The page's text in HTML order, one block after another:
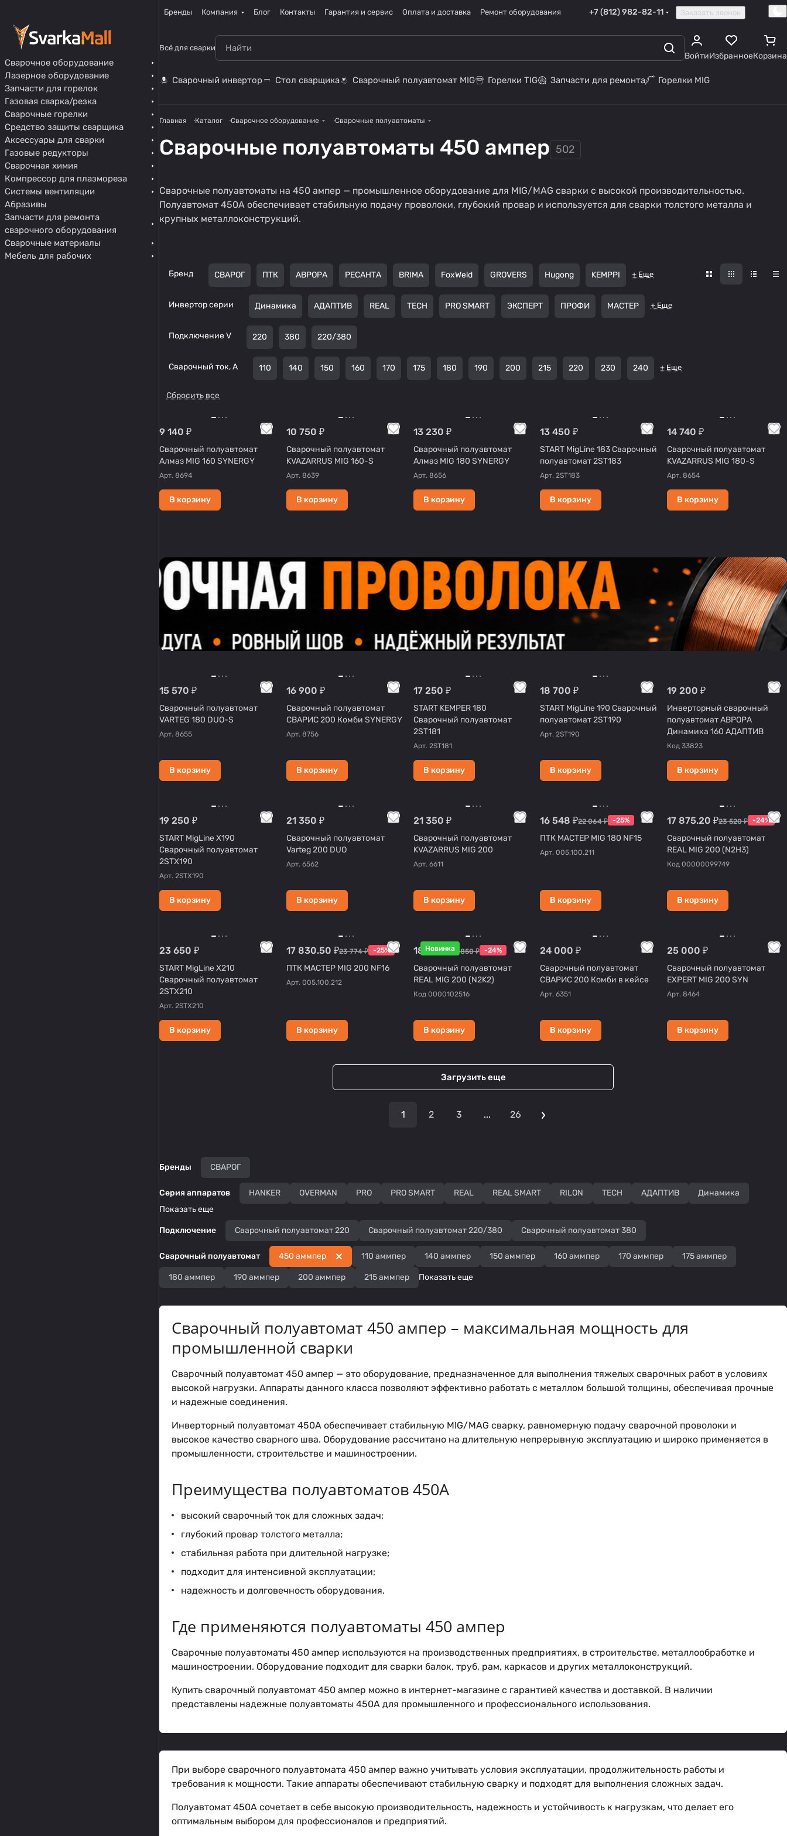
Бренды Компания Блог Контакты Гарантия и сервис Оплата и доставка Ремонт оборудования +7 (812) 982-82-11 Заказать звонок
Всё для сварки
ВойтиИзбранноеКорзина
Сварочный инвертор Стол сварщика Сварочный полуавтомат MIG Горелки TIG Запчасти для ремонта Горелки MIG
Главная Каталог Сварочное оборудование Сварочные полуавтоматы
Сварочные полуавтоматы 450 ампер 502
Сварочные полуавтоматы на 450 ампер — промышленное оборудование для MIG/MAG сварки с высокой производительностью.
Полуавтомат 450А обеспечивает стабильную подачу проволоки, глубокий провар и используется для сварки толстого металла и
крупных металлоконструкций.
Импульсные
полуавтоматы
Полуавтомат без
Полуавтомат для
Бренд СВАРОГ ПТК АВРОРА РЕСАНТА BRIMA FoxWeld GROVERS Hugong KEMPPI + Еще
Инвертор серии Динамика АДАПТИВ REAL TECH PRO SMART ЭКСПЕРТ ПРОФИ МАСТЕР + Еще
Подключение V 220 380 220/380
Сварочный ток, А 110 140 150 160 170 175 180 190 200 215 220 230 240 + Еще
Сбросить все
9 140 ₽
Сварочный полуавтомат
Алмаз MIG 160 SYNERGY
Арт. 8694
В корзину
10 750 ₽
Сварочный полуавтомат
KVAZARRUS MIG 160-S
Арт. 8639
В корзину
13 230 ₽
Сварочный полуавтомат
Алмаз MIG 180 SYNERGY
Арт. 8656
В корзину
13 450 ₽
START MigLine 183 Сварочный
полуавтомат 2ST183
Арт.2ST183
В корзину
14 740 ₽
Сварочный полуавтомат
KVAZARRUS MIG 180-S
Арт.8654
В корзину
15 570 ₽
Сварочный полуавтомат
VARTEG 180 DUO-S
Арт. 8655
В корзину
16 900 ₽
Сварочный полуавтомат
СВАРИС 200 Комби SYNERGY
Арт. 8756
В корзину
17 250 ₽
START KEMPER 180
Сварочный полуавтомат
2ST181
Арт. 2ST181
В корзину
18 700 ₽
START MigLine 190 Сварочный
полуавтомат 2ST190
Арт.2ST190
В корзину
19 200 ₽
Инверторный сварочный
полуавтомат АВРОРА
Динамика 160 АДАПТИВ
Код33823
В корзину
19 250 ₽
START MigLine X190
Сварочный полуавтомат
2STX190
Арт. 2STX190
В корзину
21 350 ₽
Сварочный полуавтомат
Varteg 200 DUO
Арт. 6562
В корзину
21 350 ₽
Сварочный полуавтомат
KVAZARRUS MIG 200
Арт. 6611
В корзину
16 548 ₽22 064 ₽ -25%
ПТК МАСТЕР MIG 180 NF15
Арт.005.100.211
В корзину
17 875.20 ₽23 520 ₽ -24%
Сварочный полуавтомат
REAL MIG 200 (N2H3)
Код00000099749
В корзину
23 650 ₽
START MigLine X210
Сварочный полуавтомат
2STX210
Арт. 2STX210
В корзину
17 830.50 ₽23 774 ₽ -25%
ПТК МАСТЕР MIG 200 NF16
Арт. 005.100.212
В корзину
Новинка
18 126 ₽23 850 ₽ -24%
Сварочный полуавтомат
REAL MIG 200 (N2K2)
Код 0000102516
В корзину
24 000 ₽
Сварочный полуавтомат
СВАРИС 200 Комби в кейсе
Арт.6351
В корзину
25 000 ₽
Сварочный полуавтомат
EXPERT MIG 200 SYN
Арт.8464
В корзину
Загрузить еще
1 2 3 ... 26
Бренды СВАРОГ
Серия аппаратов HANKER OVERMAN PRO PRO SMART REAL REAL SMART RILON TECH АДАПТИВ
Динамика
Показать еще
Подключение Сварочный полуавтомат 220 Сварочный полуавтомат 220/380 Сварочный полуавтомат 380
Сварочный полуавтомат 110 аммпер 140 аммпер 150 аммпер 160 аммпер 170 аммпер 175 аммпер
180 аммпер 190 аммпер 200 аммпер 215 аммпер
450 аммпер
Показать еще
Сварочный полуавтомат 450 ампер – максимальная мощность для
промышленной сварки
Сварочный полуавтомат 450 ампер — это оборудование, предназначенное для выполнения тяжелых сварочных работ в условиях
высокой нагрузки. Аппараты данного класса позволяют эффективно работать с металлом большой толщины, обеспечивая прочные
и надежные соединения.
Инверторный полуавтомат 450А обеспечивает стабильную MIG/MAG сварку, равномерную подачу сварочной проволоки и
высокое качество сварного шва. Оборудование рассчитано на длительную непрерывную эксплуатацию и широко применяется в
промышленности, строительстве и машиностроении.
Преимущества полуавтоматов 450А
высокий сварочный ток для сложных задач;
глубокий провар толстого металла;
стабильная работа при длительной нагрузке;
подходит для интенсивной эксплуатации;
надежность и долговечность оборудования.
Где применяются полуавтоматы 450 ампер
Сварочные полуавтоматы 450 ампер используются на производственных предприятиях, в строительстве, металлообработке и
машиностроении. Оборудование подходит для сварки балок, труб, рам, каркасов и других металлоконструкций.
Купить сварочный полуавтомат 450 ампер можно в интернет-магазине с гарантией качества и доставкой. В наличии
представлены надежные полуавтоматы 450А для промышленного и профессионального использования.
При выборе сварочного полуавтомата 450 ампер важно учитывать условия эксплуатации, продолжительность работы и
требования к мощности. Такие аппараты обеспечивают стабильную сварку и подходят для выполнения сложных задач.
Полуавтомат 450А сочетает в себе высокую производительность, надежность и устойчивость к нагрузкам, что делает его
оптимальным выбором для профессионалов и предприятий.
Сварочное оборудование
Лазерное оборудование
Запчасти для горелок
Газовая сварка/резка
Сварочные горелки
Средство защиты сварщика
Аксессуары для сварки
Газовые редукторы
Сварочная химия
Компрессор для плазмореза
Системы вентиляции
Абразивы
Запчасти для ремонта
сварочного оборудования
Сварочные материалы
Мебель для рабочих